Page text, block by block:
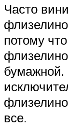
Часто
потому
бумажной.
все.